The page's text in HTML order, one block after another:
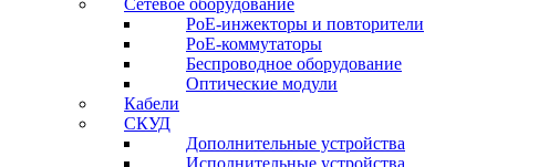
Сетевое оборудование
PoE-инжекторы и повторители
PoE-коммутаторы
Беспроводное оборудование
Оптические модули
Кабели
СКУД
Дополнительные устройства
Исполнительные устройства